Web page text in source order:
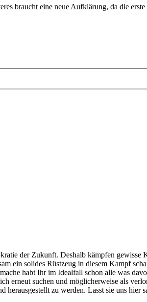
braucht eine neue Aufklärung, da die
der Zukunft. Deshalb kämpfen
ein solides Rüstzeug in diesem Kampf
habt Ihr im Idealfall schon alle was
erneut suchen und möglicherweise als
herausgestellt zu werden. Lasst sie uns hier